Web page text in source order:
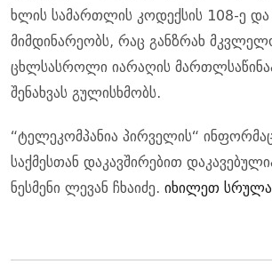
ხლის სა­მარ­თლის კო­დექ­სის 108-ე
მიმ­დი­ნა­რე­ობს, რაც გან­ზრახ
ცხლსას­რო­ლი ია­რა­ღის
შე­ნახ­ვას გუ­ლის­ხმობს.
“ტე­ლე­კომ­პა­ნია პირ­ვე­ლის“
საქ­მეს­თან და­კავ­ში­რე­ბით
ნეს­მე­ნი ლე­ვან ჩხა­ი­ძე. იხილეთ